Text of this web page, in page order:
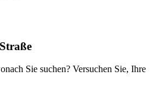
Sie suchen? Versuchen Sie, Ihre